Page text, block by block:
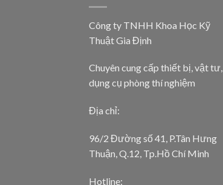
Công ty TNHH Khoa Học Kỹ
Thuật Gia Định
Chuyên cung cấp thiết bị, vật tư,
dụng cụ phòng thí nghiệm
Địa chỉ:
96/2 Đường số 41, P.Tân Hưng
Thuận, Q.12, Tp.Hồ Chí Minh
Hotline: